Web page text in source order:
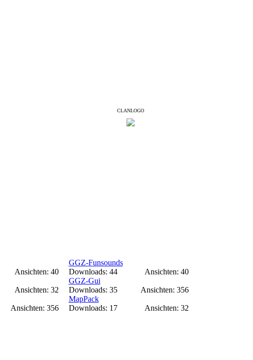
CLANLOGO
Ansichten: 40
Ansichten: 32
Ansichten: 356
GGZ-Funsounds
Downloads: 44
Ansichten: 40
GGZ-Gui
Downloads: 35
Ansichten: 356
MapPack
Downloads: 17
Ansichten: 32